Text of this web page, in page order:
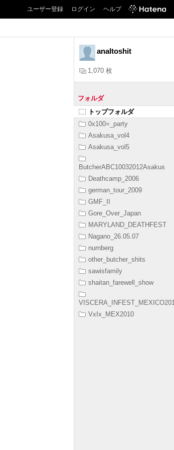
ユーザー登録 ログイン ヘルプ
analtoshit
1,070 枚
フォルダ
トップフォルダ
0x100=_party
Asakusa_vol4
Asakusa_vol5
ButcherABC10032012Asakus
Deathcamp_2006
german_tour_2009
GMF_II
Gore_Over_Japan
MARYLAND_DEATHFEST
Nagano_26.05.07
nurnberg
other_butcher_shits
sawisfamily
shaitan_farewell_show
VxIx_MEX2010